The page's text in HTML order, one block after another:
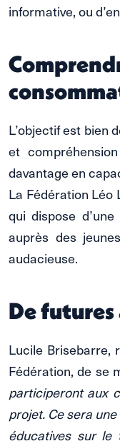
informative, ou
L’objectif est bien
et
davantage en
La Fédération Léo
qui dispose
auprès des
audacieuse.
De
Lucile Brisebarre,
Fédération, de se
participeront aux
projet. Ce sera
éducatives sur le